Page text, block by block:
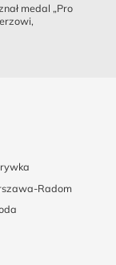
medal „Pro
Radom